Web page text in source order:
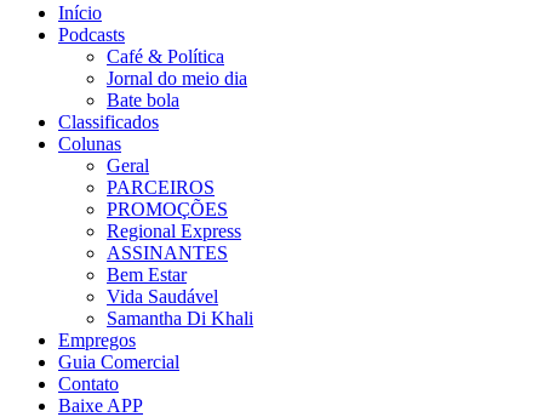
Início
Podcasts
Café & Política
Jornal do meio dia
Bate bola
Classificados
Colunas
Geral
PARCEIROS
PROMOÇÕES
Regional Express
ASSINANTES
Bem Estar
Vida Saudável
Samantha Di Khali
Empregos
Guia Comercial
Contato
Baixe APP